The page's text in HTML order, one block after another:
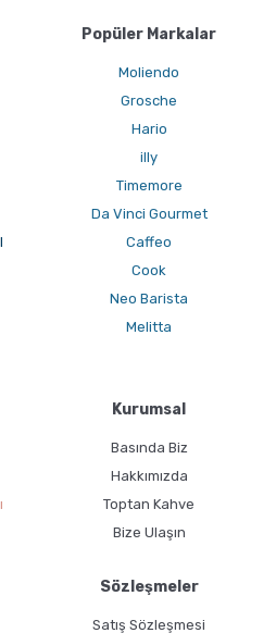
Popüler Markalar
Moliendo
Grosche
Hario
illy
Timemore
Da Vinci Gourmet
Caffeo
Cook
Neo Barista
Melitta
Kurumsal
Basında Biz
Hakkımızda
Toptan Kahve
Bize Ulaşın
Sözleşmeler
Satış Sözleşmesi